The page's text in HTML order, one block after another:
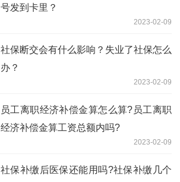
号发到卡里？
2023-02-09
社保断交会有什么影响？失业了社保怎么
办？
2023-02-09
员工离职经济补偿金算怎么算?员工离职
经济补偿金算工资总额内吗?
2023-02-09
社保补缴后医保还能用吗?社保补缴几个